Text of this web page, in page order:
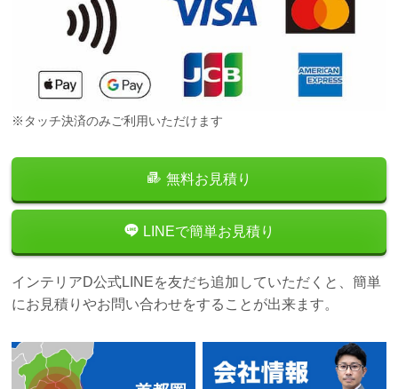
※タッチ決済のみご利用いただけます
無料お見積り
LINEで簡単お見積り
インテリアD公式LINEを友だち追加していただくと、簡単
にお見積りやお問い合わせをすることが出来ます。